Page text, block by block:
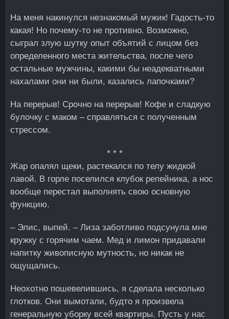
На меня накинулся незнакомый мужик! Гадость-то
какая! Но почему-то не противно. Возможно,
сыграл злую шутку опыт объятий с лицом без
определенного места жительства, после чего
остальные мужчины, какими бы неадекватными
нахалами они ни были, казались лапочками?
На перерыв! Срочно на перерыв! Кофе и сладкую
булочку с маком – справляться с полученным
стрессом.
* * *
Жар опалял щеки, растекался по телу жидкой
лавой. В горле поселился клубок репейника, а нос
вообще перестал выполнять свою основную
функцию.
– Элис, выпей. – Лиза заботливо подсунула мне
кружку с горячим чаем. Мед и лимон придавали
напитку живописную мутность, но никак не
ощущались.
Неохотно пошевелившись, я сделала несколько
глотков. Они вымотали, будто я произвела
генеральную уборку всей квартиры. Пусть у нас